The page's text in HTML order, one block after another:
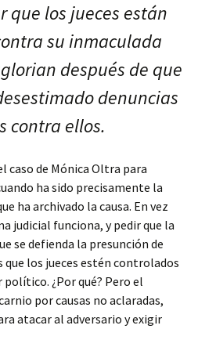
que los jueces están
su inmaculada
después de que
denuncias
contra ellos.
caso de Mónica Oltra para
ha sido precisamente la
ha archivado la causa. En vez
judicial funciona, y pedir que la
se defienda la presunción de
que los jueces estén controlados
¿Por qué? Pero el
por causas no aclaradas,
atacar al adversario y exigir